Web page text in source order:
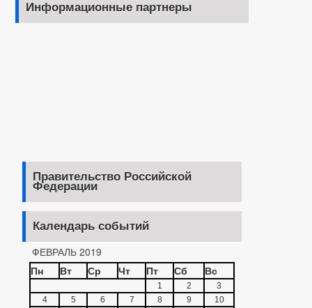
Информационные партнеры
Правительство Российской
Федерации
Календарь событий
ФЕВРАЛЬ 2019
Пн
Вт Ср Чт Пт Сб Вс
1 2
3
4
5 6 7 8 9
10